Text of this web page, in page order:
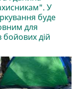
У
буде
для
бойових дій